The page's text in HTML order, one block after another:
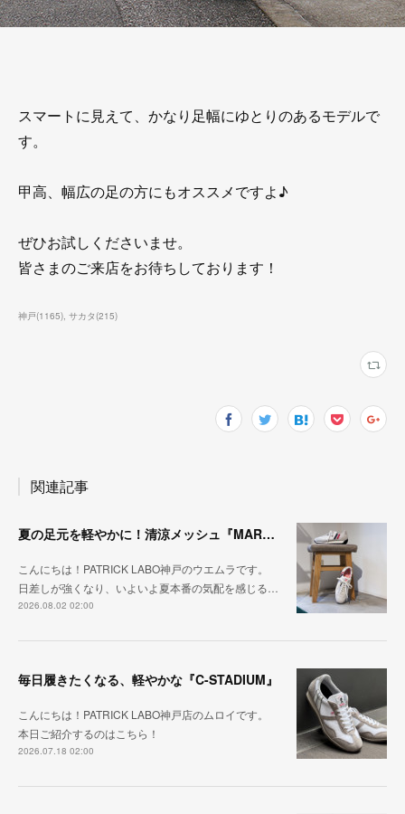
スマートに見えて、かなり足幅にゆとりのあるモデルで
す。
甲高、幅広の足の方にもオススメですよ♪
ぜひお試しくださいませ。
皆さまのご来店をお待ちしております！
神戸(1165) サカタ(215)
関連記事
夏の足元を軽やかに！清涼メッシュ『MARATHON-ME2』
こんにちは！PATRICK LABO神戸のウエムラです。
日差しが強くなり、いよいよ夏本番の気配を感じる…
2026.08.02 02:00
毎日履きたくなる、軽やかな『C-STADIUM』
こんにちは！PATRICK LABO神戸店のムロイです。
本日ご紹介するのはこちら！
2026.07.18 02:00